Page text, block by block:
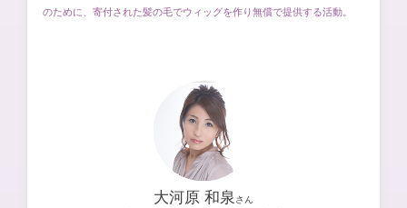
のために、寄付された髪の毛でウィッグを作り無償で提供する活動。
大河原 和泉 さん